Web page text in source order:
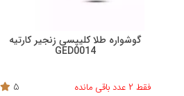
گوشواره طلا کلیپسی زنجیر کارتیه
GED0014
فقط 2 عدد باقی مانده 5